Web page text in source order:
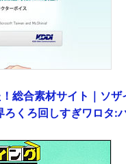
総合素材サイト｜ソザ
ろくろ回しすぎワロタ: